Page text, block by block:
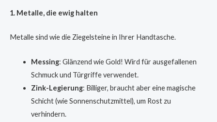
1. Metalle, die ewig halten
Metalle sind wie die Ziegelsteine in Ihrer Handtasche.
Messing: Glänzend wie Gold! Wird für ausgefallenen
Schmuck und Türgriffe verwendet.
Zink-Legierung: Billiger, braucht aber eine magische
Schicht (wie Sonnenschutzmittel), um Rost zu
verhindern.